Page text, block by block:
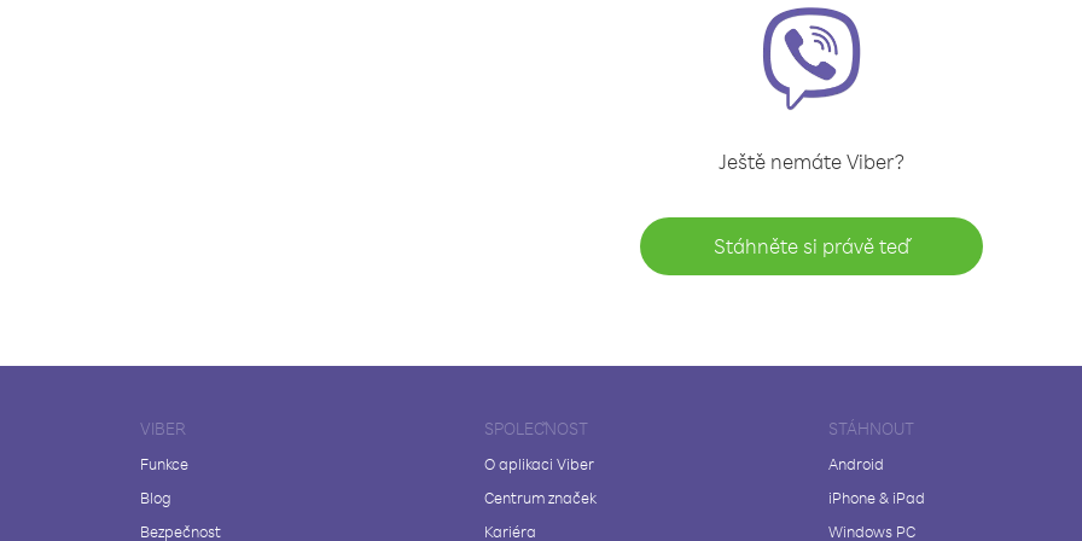
Ještě nemáte Viber?
Stáhněte si právě teď
VIBER
Funkce
Blog
Bezpečnost
SPOLEČNOST
O aplikaci Viber
Centrum značek
Kariéra
STÁHNOUT
Android
iPhone & iPad
Windows PC